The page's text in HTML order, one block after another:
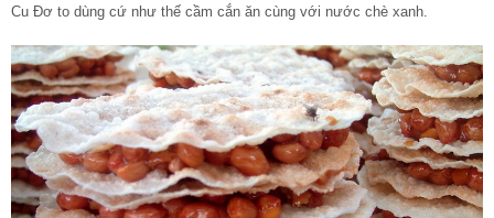
Cu Đơ to dùng cứ như thế cầm cắn ăn cùng với nước chè xanh.